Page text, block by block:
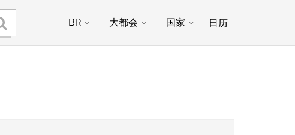
BR 大都会 国家 日历